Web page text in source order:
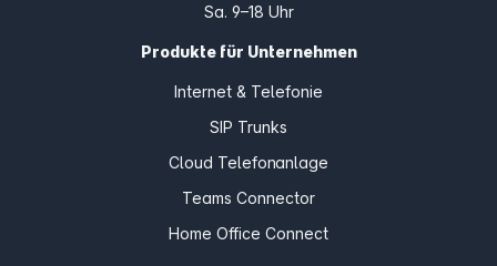
Sa. 9–18 Uhr
Produkte für Unternehmen
Internet & Telefonie
SIP Trunks
Cloud Telefonanlage
Teams Connector
Home Office Connect